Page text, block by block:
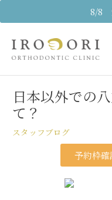
8/8
容
日本以外での
て？
スタッフブログ
予約枠